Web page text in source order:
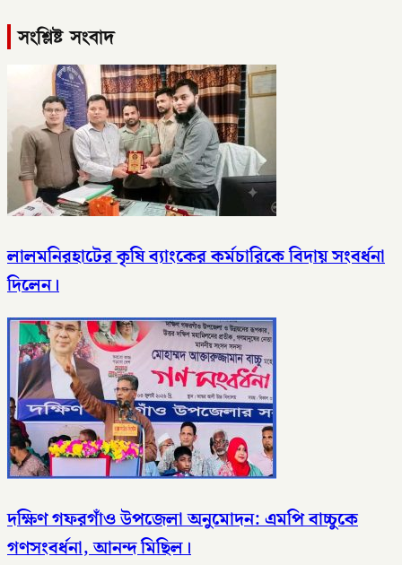
সংশ্লিষ্ট সংবাদ
লালমনিরহাটের কৃষি ব্যাংকের কর্মচারিকে বিদায় সংবর্ধনা
দিলেন।
দক্ষিণ গফরগাঁও উপজেলা অনুমোদন: এমপি বাচ্চুকে
গণসংবর্ধনা, আনন্দ মিছিল।